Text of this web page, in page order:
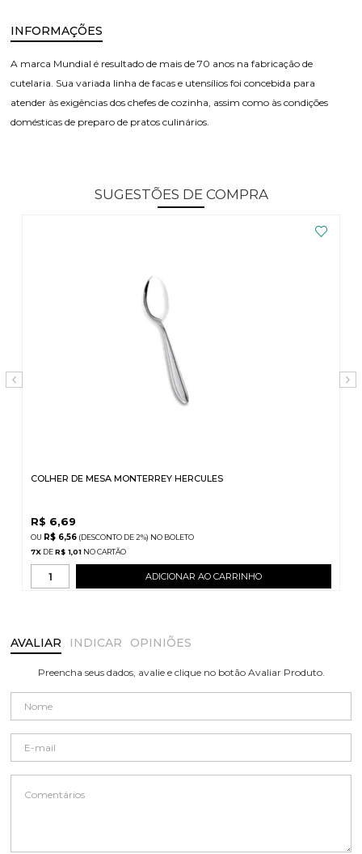
INFORMAÇÕES
A marca Mundial é resultado de mais de 70 anos na fabricação de
cutelaria. Sua variada linha de facas e utensílios foi concebida para
atender às exigências dos chefes de cozinha, assim como às condições
domésticas de preparo de pratos culinários.
SUGESTÕES DE COMPRA
COLHER DE MESA MONTERREY HERCULES
R$ 6,69
R$ 6,56 (DESCONTO DE2%) NO BOLETO
7X DER$ 1,01
ADICIONAR AO CARRINHO
AVALIAR INDICAR OPINIÕES
Preencha seus dados, avalie e clique no botão Avaliar Produto.